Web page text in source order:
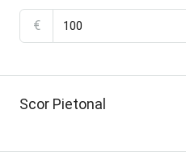
€
Scor Pietonal